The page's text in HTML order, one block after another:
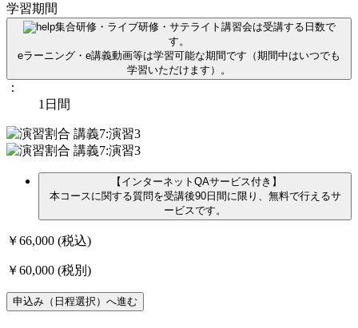
学習期間
集合研修・ライブ研修・サテライト講習会は受講する日数で
す。
eラーニング・e講義動画等は学習可能な期間です（期間中はいつでも
学習いただけます）。
：
1日間
【インターネットQAサービス付き】
本コースに関する質問を受講後90日間に限り、無料で行えるサ
ービスです。
￥66,000 (税込)
￥60,000 (税別)
申込み（日程選択）へ進む